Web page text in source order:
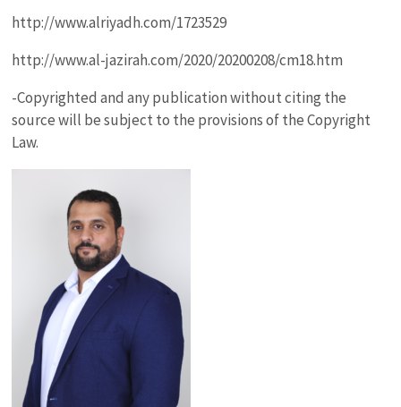
http://www.alriyadh.com/1723529
http://www.al-jazirah.com/2020/20200208/cm18.htm
-Copyrighted and any publication without citing the
source will be subject to the provisions of the Copyright
Law.